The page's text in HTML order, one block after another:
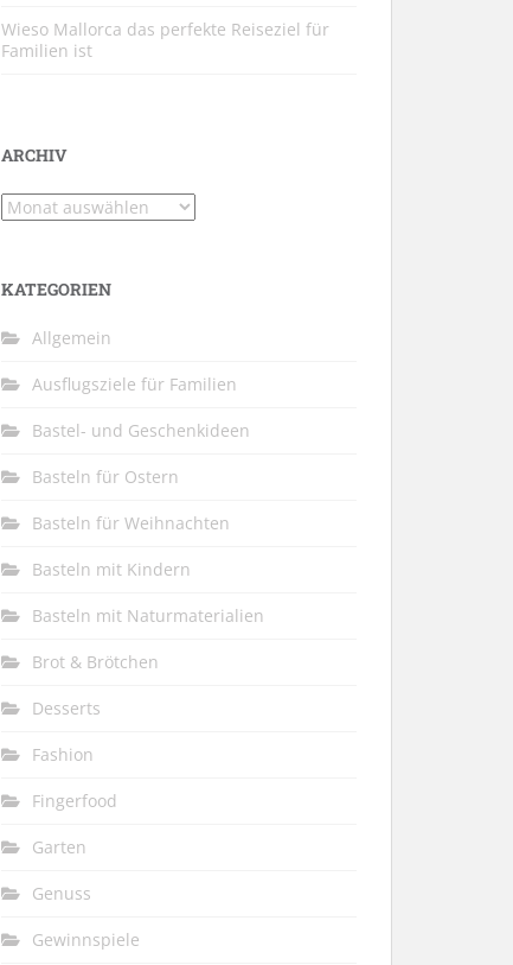
Wieso Mallorca das perfekte Reiseziel für
Familien ist
ARCHIV
Archiv
KATEGORIEN
Allgemein
Ausflugsziele für Familien
Bastel- und Geschenkideen
Basteln für Ostern
Basteln für Weihnachten
Basteln mit Kindern
Basteln mit Naturmaterialien
Brot & Brötchen
Desserts
Fashion
Fingerfood
Garten
Genuss
Gewinnspiele